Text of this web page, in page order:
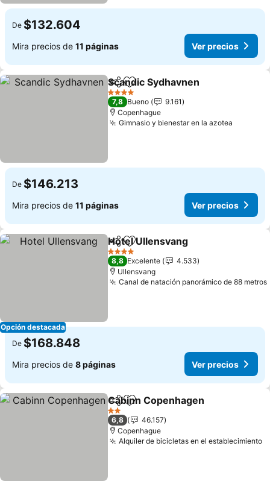
De $132.604
Mira precios de 11 páginas Ver precios
CompartirAgregar a favoritos
Scandic Sydhavnen
4 Estrellas
7,8 Bueno
9.161
Copenhague
Gimnasio y bienestar en la azotea
De $146.213
Mira precios de 11 páginas Ver precios
Opción destacada
CompartirAgregar a favoritos
Hotel Ullensvang
4 Estrellas
8,8 Excelente
4.533
Ullensvang
Canal de natación panorámico de 88 metros
De $168.848
Mira precios de 8 páginas Ver precios
CompartirAgregar a favoritos
Cabinn Copenhagen
2 Estrellas
6,8
46.157
Copenhague
Alquiler de bicicletas en el establecimiento